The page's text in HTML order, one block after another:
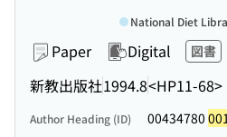
Paper Digital 図書
新教出版社1994.8<HP11-68>
National Diet
Author Heading (ID) 00434780